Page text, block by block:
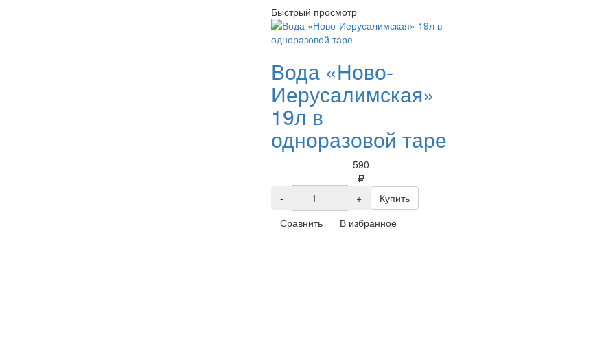
Быстрый просмотр
Вода «Ново-
Иерусалимская»
19л в
одноразовой таре
590
- +
Купить
Сравнить
В избранное